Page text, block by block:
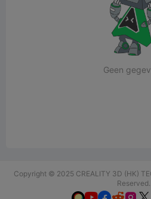
Geen
Copyright © 2025 CREALITY 3D (HK)
Reserved.
